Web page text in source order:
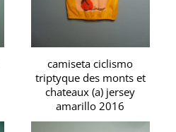
camiseta ciclismo
triptyque des monts et
chateaux (a) jersey
amarillo 2016